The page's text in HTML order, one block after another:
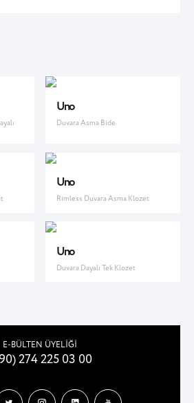
Uno
Duvara Asma Bide
Uno
Rimless Duvara Asma Klozet
Uno
Duvara Dayalı Tek Klozet
E-BÜLTEN ÜYELİĞİ
274 225 03 00